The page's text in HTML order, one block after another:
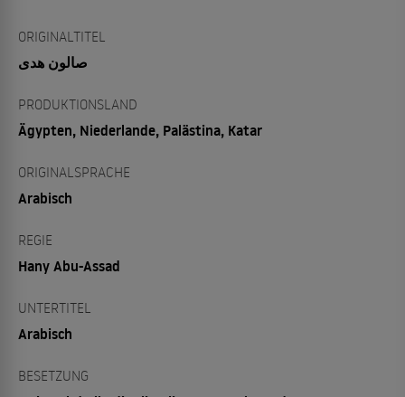
ORIGINALTITEL
صالون هدى
PRODUKTIONSLAND
Ägypten, Niederlande, Palästina, Katar
ORIGINALSPRACHE
Arabisch
REGIE
Hany Abu-Assad
UNTERTITEL
Arabisch
BESETZUNG